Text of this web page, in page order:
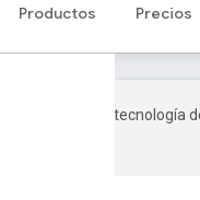
Productos Precios
Google utiliza tecnología